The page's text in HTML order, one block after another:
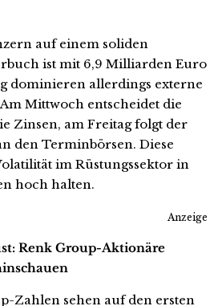
auf einem soliden
ist mit 6,9 Milliarden Euro
dominieren allerdings externe
Mittwoch entscheidet die
Zinsen, am Freitag folgt der
den Terminbörsen. Diese
im Rüstungssektor in
hoch halten.
Anzeige
Renk Group-Aktionäre
Zahlen sehen auf den ersten